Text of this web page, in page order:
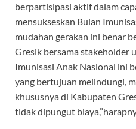
berpartisipasi aktif dalam
mensukseskan Bulan
mudahan gerakan ini benar
Gresik bersama stakeholder
Imunisasi Anak Nasional ini
yang bertujuan melindungi,
khususnya di Kabupaten
tidak dipungut